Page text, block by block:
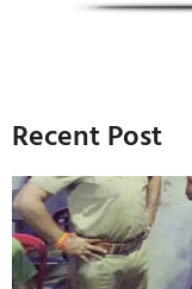
Recent Post